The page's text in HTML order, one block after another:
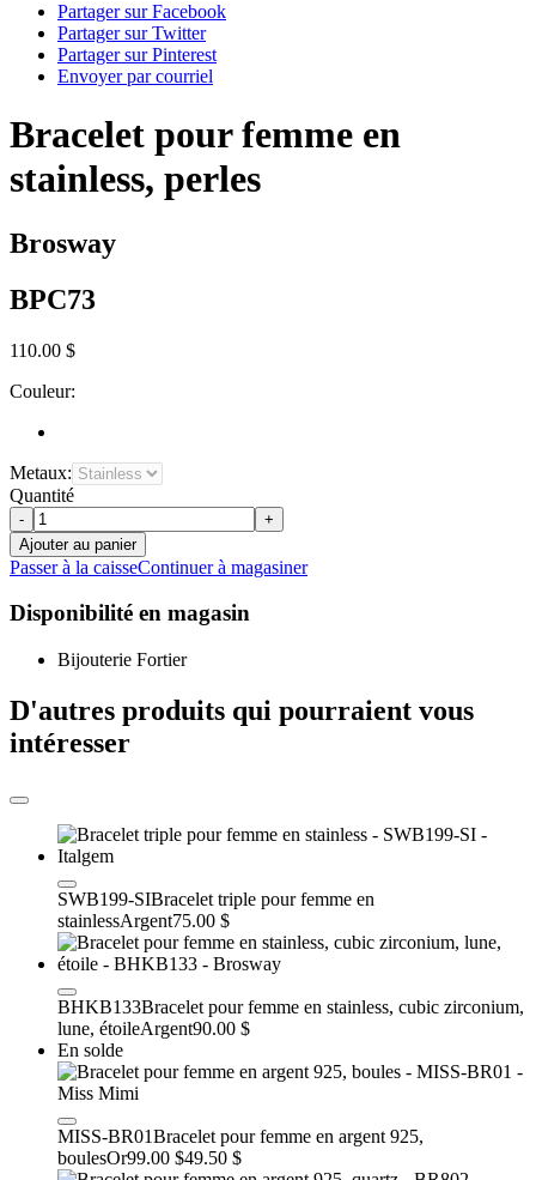
Partager sur Facebook
Partager sur Twitter
Partager sur Pinterest
Envoyer par courriel
Bracelet pour femme en
stainless, perles
Brosway
BPC73
110.00 $
Couleur:
Metaux:
Quantité
-
+
Ajouter au panier
Passer à la caisseContinuer à magasiner
Disponibilité en magasin
Bijouterie Fortier
D'autres produits qui pourraient vous
intéresser
SWB199-SIBracelet triple pour femme en
stainlessArgent75.00 $
BHKB133Bracelet pour femme en stainless, cubic zirconium,
lune, étoileArgent90.00 $
En solde
MISS-BR01Bracelet pour femme en argent 925,
boulesOr99.00 $49.50 $